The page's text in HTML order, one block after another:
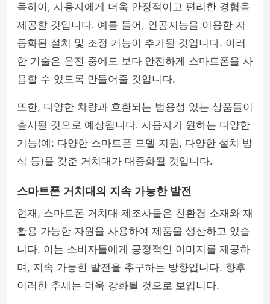
목하여, 사용자에게 더욱 안정적이고 편리한 경험을
제공할 것입니다. 예를 들어, 인공지능을 이용한 자
동화된 설치 및 조정 기능이 추가될 것입니다. 이러
한 기술은 운전 중에도 보다 안전하게 스마트폰을 사
용할 수 있도록 만들어줄 것입니다.
또한, 다양한 차량과 호환되는 범용성 있는 상품들이
출시될 것으로 예상됩니다. 사용자가 원하는 다양한
기능(예: 다양한 스마트폰 모델 지원, 다양한 설치 방
식 등)을 갖춘 거치대가 대중화될 것입니다.
스마트폰 거치대의 지속 가능한 발전
현재, 스마트폰 거치대 제조사들은 친환경 소재와 재
활용 가능한 자원을 사용하여 제품을 생산하고 있습
니다. 이는 소비자들에게 긍정적인 이미지를 제공하
며, 지속 가능한 발전을 추구하는 방향입니다. 향후
이러한 추세는 더욱 강화될 것으로 보입니다.